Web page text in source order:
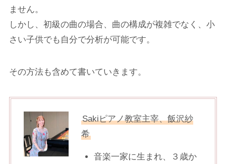
ません。
しかし、初級の曲の場合、曲の構成が複雑でなく、小
さい子供でも自分で分析が可能です。
その方法も含めて書いていきます。
Sakiピアノ教室主宰、飯沢紗
希
音楽一家に生まれ、３歳か